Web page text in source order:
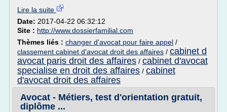
Lire la suite
Date: 2017-04-22 06:32:12
Site : http://www.dossierfamilial.com
Thèmes liés : changer d'avocat pour faire appel /
classement cabinet d'avocat droit des affaires / cabinet d
avocat paris droit des affaires / cabinet d'avocat
specialise en droit des affaires / cabinet
d'avocat droit des affaires
Avocat - Métiers, test d'orientation gratuit,
diplôme ...